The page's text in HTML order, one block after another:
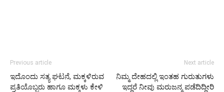
Previous article
ಇದೊಂದು ಸತ್ಯ ಘಟನೆ, ಮಕ್ಕಳಿರುವ
ಪ್ರತಿಯೊಬ್ಬರು ಹಾಗೂ ಮಕ್ಕಳು ಕೇಳಿ
Next article
ನಿಮ್ಮ ದೇಹದಲ್ಲಿ ಇಂತಹ ಗುರುತುಗಳು
ಇದ್ದರೆ ನೀವು ಮರುಜನ್ಮ ಪಡೆದಿದ್ದೀರಿ